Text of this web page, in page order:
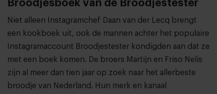
Broodjesboek van de Broodjestester
Niet alleen Instagramchef Daan van der Lecq brengt
een kookboek uit, ook de mannen achter het populaire
Instagramaccount Broodjestester kondigden aan dat ze
met een boek komen. De broers Martijn en Friso Nelis
zijn al meer dan tien jaar op zoek naar het allerbeste
broodje van Nederland. Hun merk en kanaal